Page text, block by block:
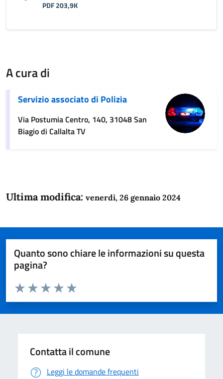
PDF 203,9K
A cura di
Servizio associato di Polizia
Via Postumia Centro, 140, 31048 San
Biagio di Callalta TV
Ultima modifica: venerdì, 26 gennaio 2024
Quanto sono chiare le informazioni su questa
pagina?
Domanda
Valuta da 1 a 5 stelle la pagina
Valuta 5 stelle su 5
Valuta 4 stelle su 5
Valuta 3 stelle su 5
Valuta 2 stelle su 5
Valuta 1 stelle su 5
Contatta il comune
Leggi le domande frequenti